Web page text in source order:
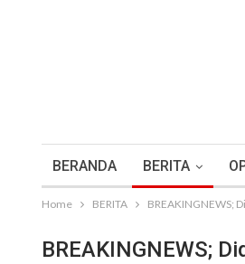
BERANDA BERITA
Home BERITA BREAKINGNEWS;
BREAKINGNEWS;